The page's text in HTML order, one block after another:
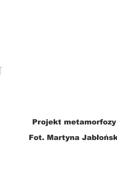
Projekt
Fot. Martyna